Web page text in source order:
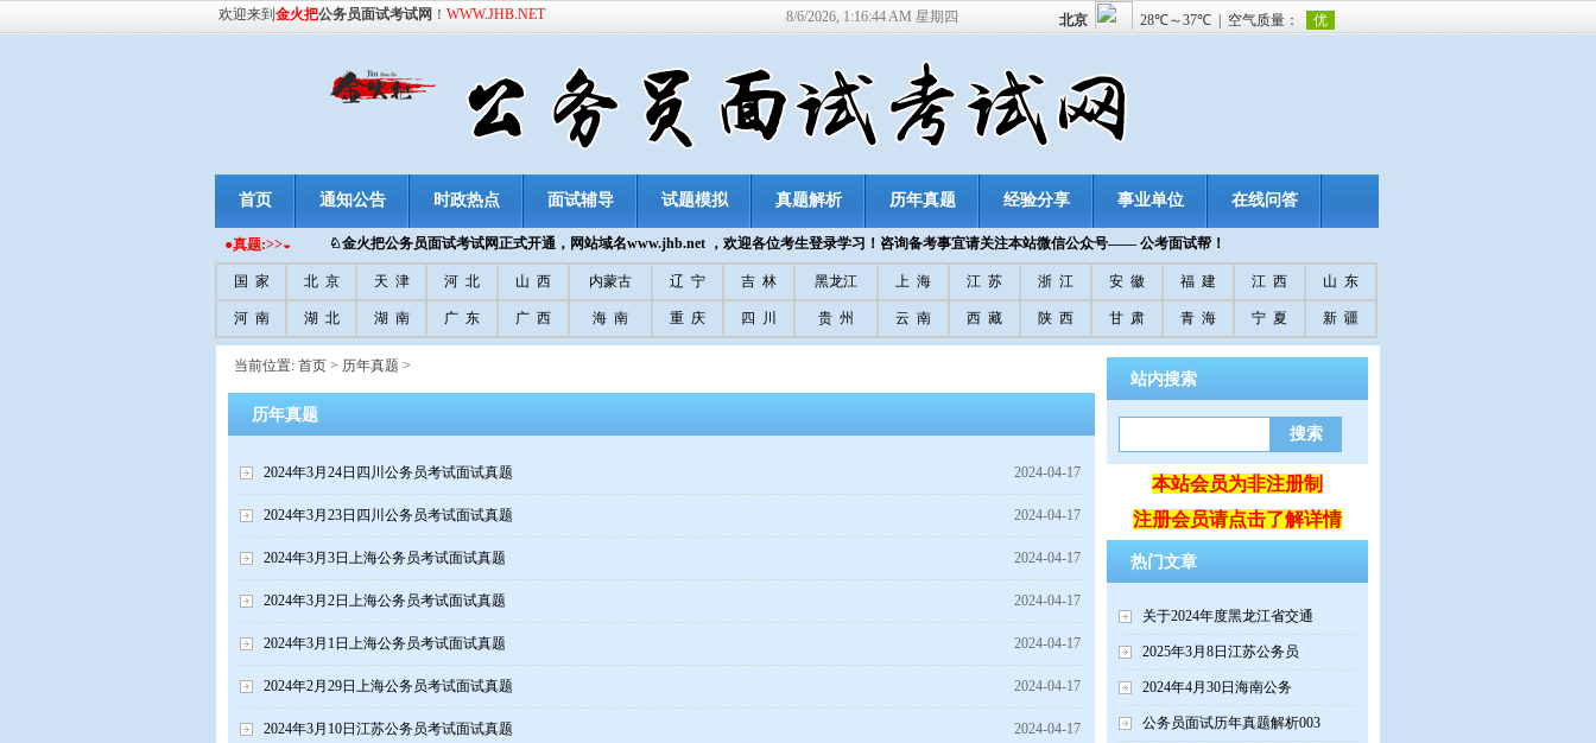
首页 通知公告 时政热点 面试辅导 试题模拟 真题解析 历年真题 经验分享 事业单位 在线问答
8/6/2026, 1:16:44 AM 星期四
欢迎来到 金火把公务员面试考试网 ！ WWW.JHB.NET
国 家 北 京 天 津 河 北 山 西 内蒙古 辽 宁 吉 林 黑龙江 上 海 江 苏 浙 江 安 徽 福 建 江 西 山 东
河 南 湖 北 湖 南 广 东 广 西 海 南 重 庆 四 川 贵 州 云 南 西 藏 陕 西 甘 肃 青 海 宁 夏 新 疆
●真题:>>◒ ♘金火把公务员面试考试网正式开通，网站域名www.jhb.net ，欢迎各位考生登录学习！咨询备考事宜请关注本站微信公众号—— 公考面试帮！
站内搜索
本站会员为非注册制
注册会员请点击了解详情
热门文章
关于2024年度黑龙江省交通
2025年3月8日江苏公务员
2024年4月30日海南公务
公务员面试历年真题解析003
当前位置: 首页 > 历年真题 >
历年真题
2024-04-17
2024年3月24日四川公务员考试面试真题
2024-04-17
2024年3月23日四川公务员考试面试真题
2024-04-17
2024年3月3日上海公务员考试面试真题
2024-04-17
2024年3月2日上海公务员考试面试真题
2024-04-17
2024年3月1日上海公务员考试面试真题
2024-04-17
2024年2月29日上海公务员考试面试真题
2024-04-17
2024年3月10日江苏公务员考试面试真题